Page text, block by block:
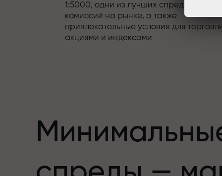
1:5000, одни из лучших спредов и
комиссий на рынке, а также
привлекательные условия для
акциями и индексами
предложениями
Лопрайс привносит элементы драйва